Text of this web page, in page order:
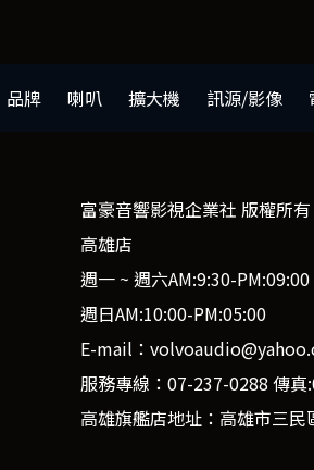
品牌 喇叭 擴大機 訊源/影像
富豪音響影視企業社 版權所有
高雄店
週一 ~ 週六AM:9:30-PM:09:00
週日AM:10:00-PM:05:00
E-mail：
服務專線：07-237-0288 傳真
高雄旗艦店地址：高雄市三